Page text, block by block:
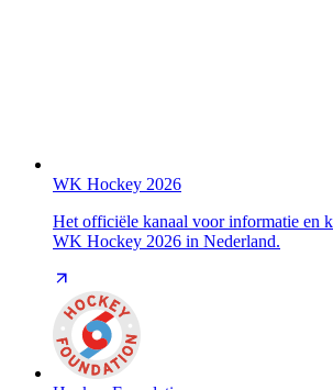
WK Hockey 2026
Het officiële kanaal voor informatie en
WK Hockey 2026 in Nederland.